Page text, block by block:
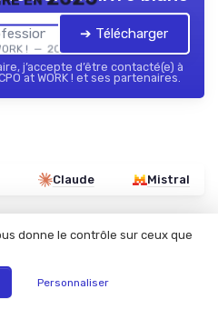
! — 2026
➔ Télécharger
j’accepte d’être contacté(e) à
at WORK ! et ses partenaires.
Claude Mistral
actualités de
WORK !
donne le contrôle sur ceux que
Personnaliser